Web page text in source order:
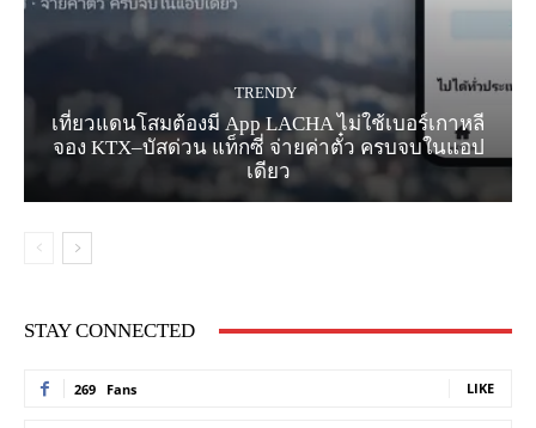
TRENDY
เที่ยวแดนโสมต้องมี App LACHA ไม่ใช้เบอร์เกาหลี
จอง KTX–บัสด่วน แท็กซี่ จ่ายค่าตั๋ว ครบจบในแอป
เดียว
STAY CONNECTED
269 Fans LIKE